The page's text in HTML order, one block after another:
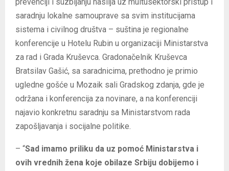
saradnju lokalne samouprave sa svim institucijama
sistema i civilnog društva – suština je regionalne
konferencije u Hotelu Rubin u organizaciji Ministarstva
za rad i Grada Kruševca. Gradonačelnik Kruševca
Bratsilav Gašić, sa saradnicima, prethodno je primio
ugledne gošće u Mozaik sali Gradskog zdanja, gde je
održana i konferencija za novinare, a na konferenciji
najavio konkretnu saradnju sa Ministarstvom rada
zapošljavanja i socijalne politike.
– “Sad imamo priliku da uz pomoć Ministarstva i
ovih vrednih žena koje obilaze Srbiju dobijemo i